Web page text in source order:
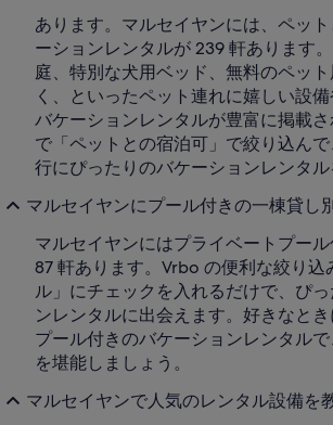
あります。マルセイヤンには、ペッ
ーションレンタルが 239 軒あります
庭、特別な犬用ベッド、無料のペッ
く、といったペット連れに嬉しい設
バケーションレンタルが豊富に掲載
で「ペットとの宿泊可」で絞り込ん
行にぴったりのバケーションレンタル
マルセイヤンにプール付きの一棟貸し
マルセイヤンにはプライベートプー
87 軒あります。Vrbo の便利な絞り込
ル」にチェックを入れるだけで、ぴ
ンレンタルに出会えます。好きなと
プール付きのバケーションレンタル
を堪能しましょう。
マルセイヤンで人気のレンタル設備を